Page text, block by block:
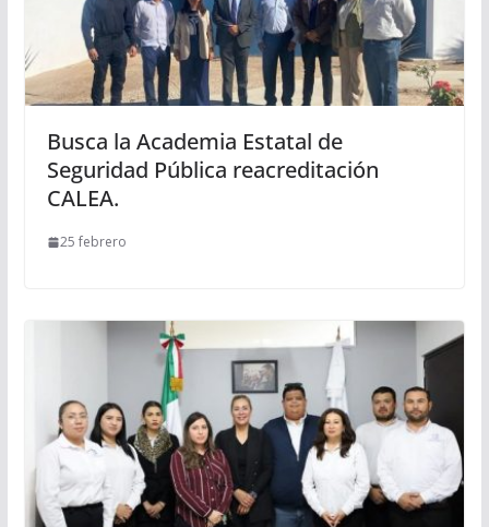
Busca la Academia Estatal de
Seguridad Pública reacreditación
CALEA.
25 febrero